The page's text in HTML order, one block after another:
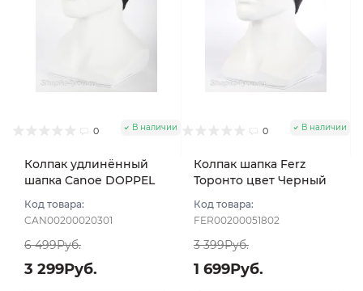
0 В наличии
Колпак удлинённый
шапка Canoe DOPPEL
Код товара:
CAN00200020301
6 499Руб.
3 299Руб.
0 В наличии
Колпак шапка Ferz
Торонто цвет Черный
Код товара:
FER00200051802
3 399Руб.
1 699Руб.